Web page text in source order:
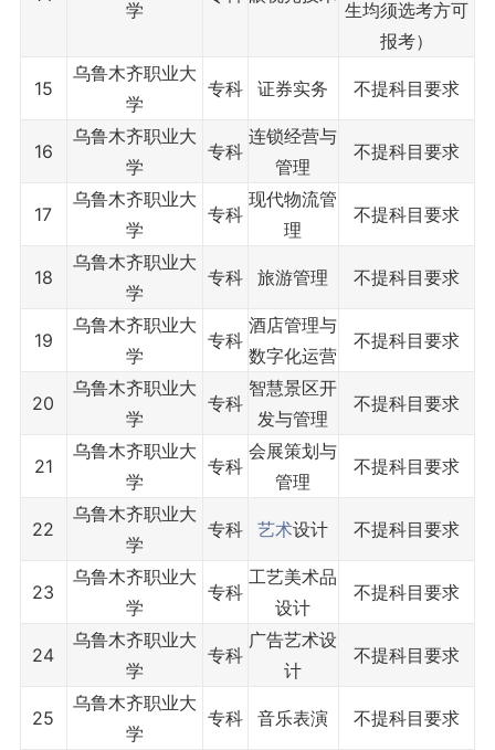
学
生均须选考方可
报考）
15
乌鲁木齐职业大
学
专科 证券实务 不提科目要求
16
乌鲁木齐职业大
学
专科
连锁经营与
管理
不提科目要求
17
乌鲁木齐职业大
学
专科
现代物流管
理
不提科目要求
18
乌鲁木齐职业大
学
专科 旅游管理 不提科目要求
19
乌鲁木齐职业大
学
专科
酒店管理与
数字化运营
不提科目要求
20
乌鲁木齐职业大
学
专科
智慧景区开
发与管理
不提科目要求
21
乌鲁木齐职业大
学
专科
会展策划与
管理
不提科目要求
22
乌鲁木齐职业大
学
专科 艺术设计 不提科目要求
23
乌鲁木齐职业大
学
专科
工艺美术品
设计
不提科目要求
24
乌鲁木齐职业大
学
专科
广告艺术设
计
不提科目要求
25
乌鲁木齐职业大
学
专科 音乐表演 不提科目要求